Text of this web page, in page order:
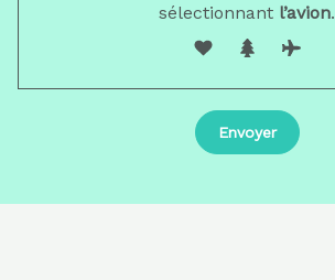
sélectionnant l’avion.